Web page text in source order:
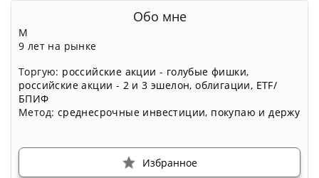
Обо мне
М
9 лет на рынке
Торгую: российские акции - голубые фишки,
российские акции - 2 и 3 эшелон,облигации, ETF/
БПИФ
Метод: среднесрочные инвестиции, покупаю и держу
Избранное